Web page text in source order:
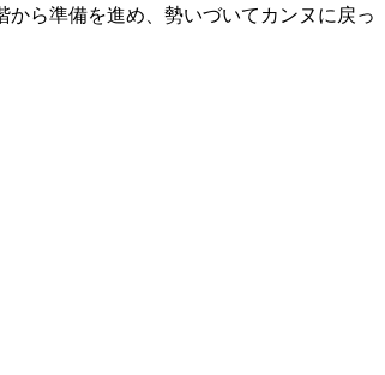
ら準備を進め、勢いづいてカンヌに戻っ